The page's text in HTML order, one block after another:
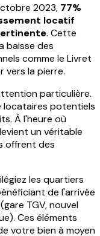
2023, 77%
locatif
. Cette
baisse des
comme le Livret
vers la pierre.
particulière.
locataires potentiels
À l'heure où
un véritable
offrent des
les quartiers
de l'arrivée
TGV, nouvel
Ces éléments
votre bien à moyen